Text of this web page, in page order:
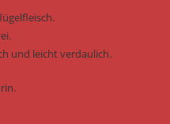
und leicht verdaulich.